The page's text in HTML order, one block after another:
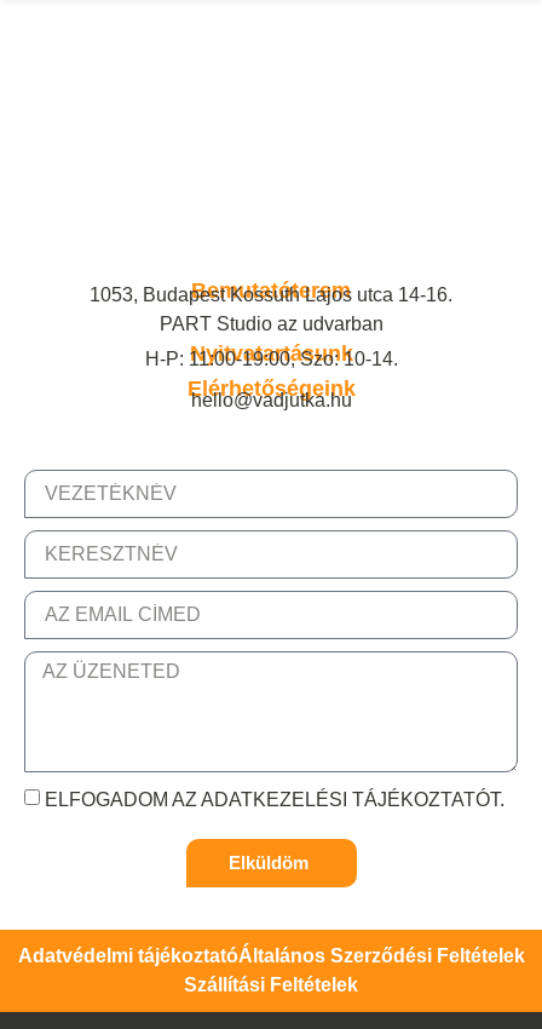
Bemutatóterem
1053, Budapest Kossuth Lajos utca 14-16.
PART Studio az udvarban
Nyitvatartásunk
H-P: 11:00-19:00, Szo: 10-14.
Elérhetőségeink
hello@vadjutka.hu
ELFOGADOM AZ ADATKEZELÉSI TÁJÉKOZTATÓT.
Elküldöm
Adatvédelmi tájékoztatóÁltalános Szerződési Feltételek
Szállítási Feltételek